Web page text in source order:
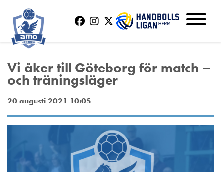
Vi åker till Göteborg för match –
och träningsläger
20 augusti 2021 10:05